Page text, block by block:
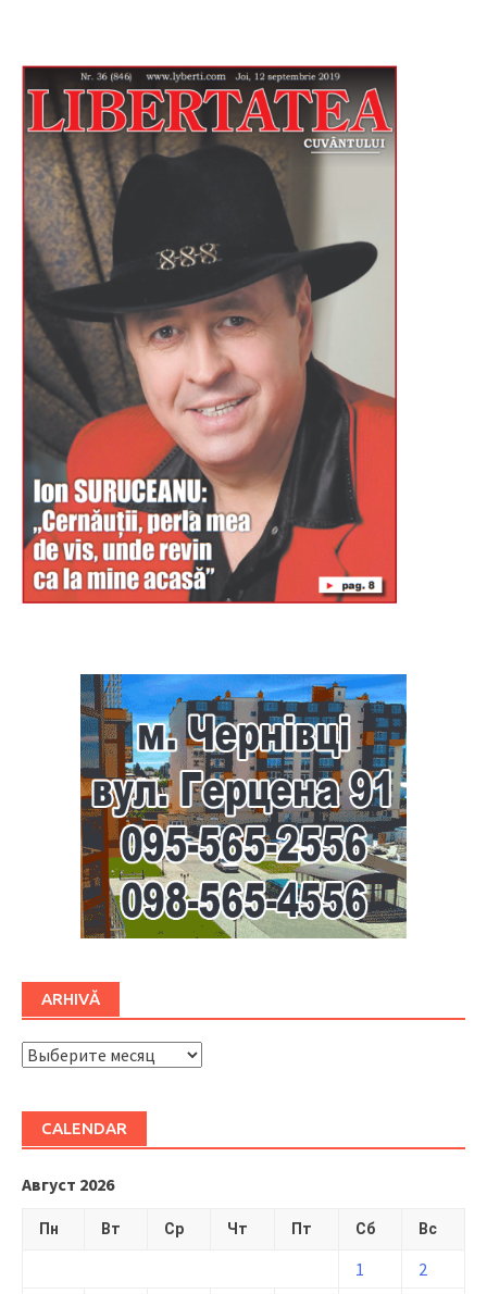
ARHIVĂ
ARHIVĂ
CALENDAR
Август 2026
Пн Вт Ср Чт Пт Сб Вс
1
2